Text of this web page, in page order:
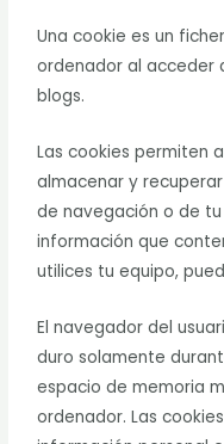
Una cookie es un
ordenador al acceder
blogs.
Las cookies permiten
almacenar y
de navegación o de
información que
utilices tu equipo,
El navegador del
duro solamente
espacio de memoria
ordenador. Las